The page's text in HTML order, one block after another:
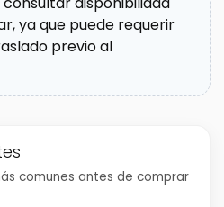
ya que puede requerir
previo al
comunes antes de comprar